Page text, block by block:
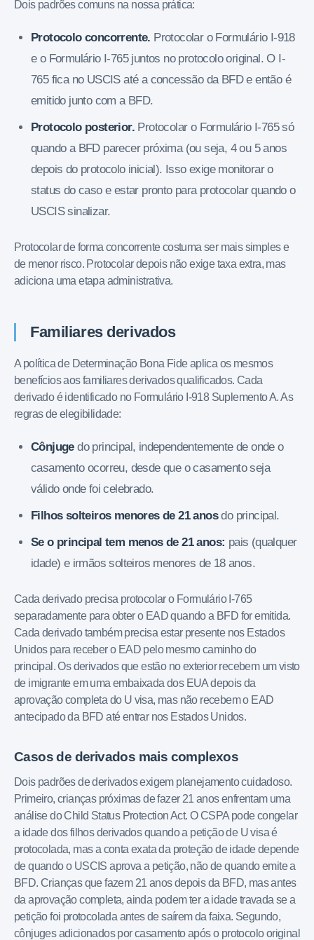
Dois padrões comuns na nossa prática:
Protocolo concorrente. Protocolar o Formulário I-918
e o Formulário I-765 juntos no protocolo original. O I-
765 fica no USCIS até a concessão da BFD e então é
emitido junto com a BFD.
Protocolo posterior. Protocolar o Formulário I-765 só
quando a BFD parecer próxima (ou seja, 4 ou 5 anos
depois do protocolo inicial). Isso exige monitorar o
status do caso e estar pronto para protocolar quando o
USCIS sinalizar.
Protocolar de forma concorrente costuma ser mais simples e
de menor risco. Protocolar depois não exige taxa extra, mas
adiciona uma etapa administrativa.
Familiares derivados
A política de Determinação Bona Fide aplica os mesmos
benefícios aos familiares derivados qualificados. Cada
derivado é identificado no Formulário I-918 Suplemento A. As
regras de elegibilidade:
Cônjugedo principal, independentemente de onde o
casamento ocorreu, desde que o casamento seja
válido onde foi celebrado.
Filhos solteiros menores de 21 anosdo principal.
Se o principal tem menos de 21 anos: pais (qualquer
idade) e irmãos solteiros menores de 18 anos.
Cada derivado precisa protocolar o Formulário I-765
separadamente para obter o EAD quando a BFD for emitida.
Cada derivado também precisa estar presente nos Estados
Unidos para receber o EAD pelo mesmo caminho do
principal. Os derivados que estão no exterior recebem um visto
de imigrante em uma embaixada dos EUA depois da
aprovação completa do U visa, mas não recebem o EAD
antecipado da BFD até entrar nos Estados Unidos.
Casos de derivados mais complexos
Dois padrões de derivados exigem planejamento cuidadoso.
Primeiro, crianças próximas de fazer 21 anos enfrentam uma
análise do Child Status Protection Act. O CSPA pode congelar
a idade dos filhos derivados quando a petição de U visa é
protocolada, mas a conta exata da proteção de idade depende
de quando o USCIS aprova a petição, não de quando emite a
BFD. Crianças que fazem 21 anos depois da BFD, mas antes
da aprovação completa, ainda podem ter a idade travada se a
petição foi protocolada antes de saírem da faixa. Segundo,
cônjuges adicionados por casamento após o protocolo original